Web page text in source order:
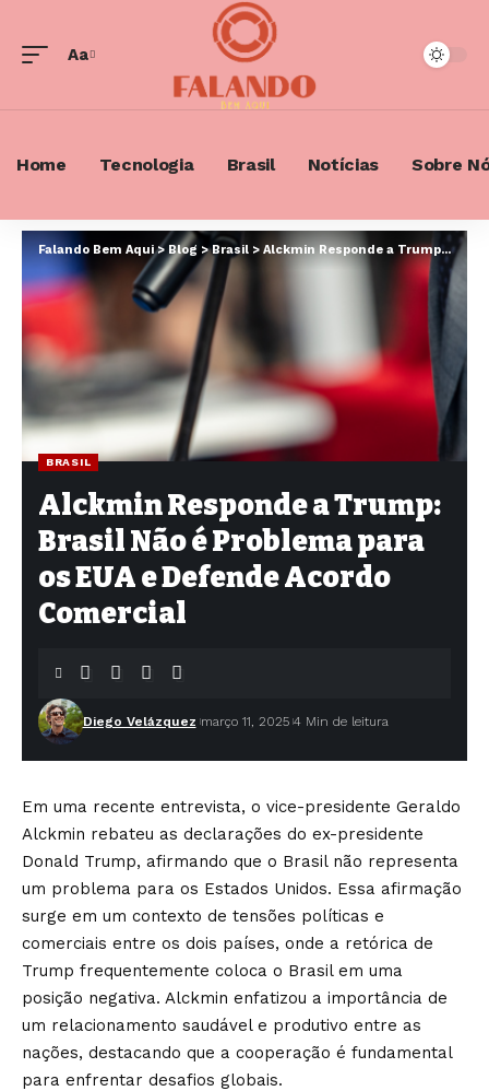
Font
Aa
Home Tecnologia Brasil Notícias Sobre
Falando Bem Aqui> Blog >Brasil > Alckmin Responde a Trump: Brasil Não é Problema para os EUA e Defende Acordo Comercial
BRASIL
Alckmin Responde a Trump:
Brasil Não é Problema para
os EUA e Defende Acordo
Comercial
Diego Velázquez março 11, 2025 4 Min de leitura
Em uma recente entrevista, o vice-presidente Geraldo
Alckmin rebateu as declarações do ex-presidente
Donald Trump, afirmando que o Brasil não representa
um problema para os Estados Unidos. Essa afirmação
surge em um contexto de tensões políticas e
comerciais entre os dois países, onde a retórica de
Trump frequentemente coloca o Brasil em uma
posição negativa. Alckmin enfatizou a importância de
um relacionamento saudável e produtivo entre as
nações, destacando que a cooperação é fundamental
para enfrentar desafios globais.